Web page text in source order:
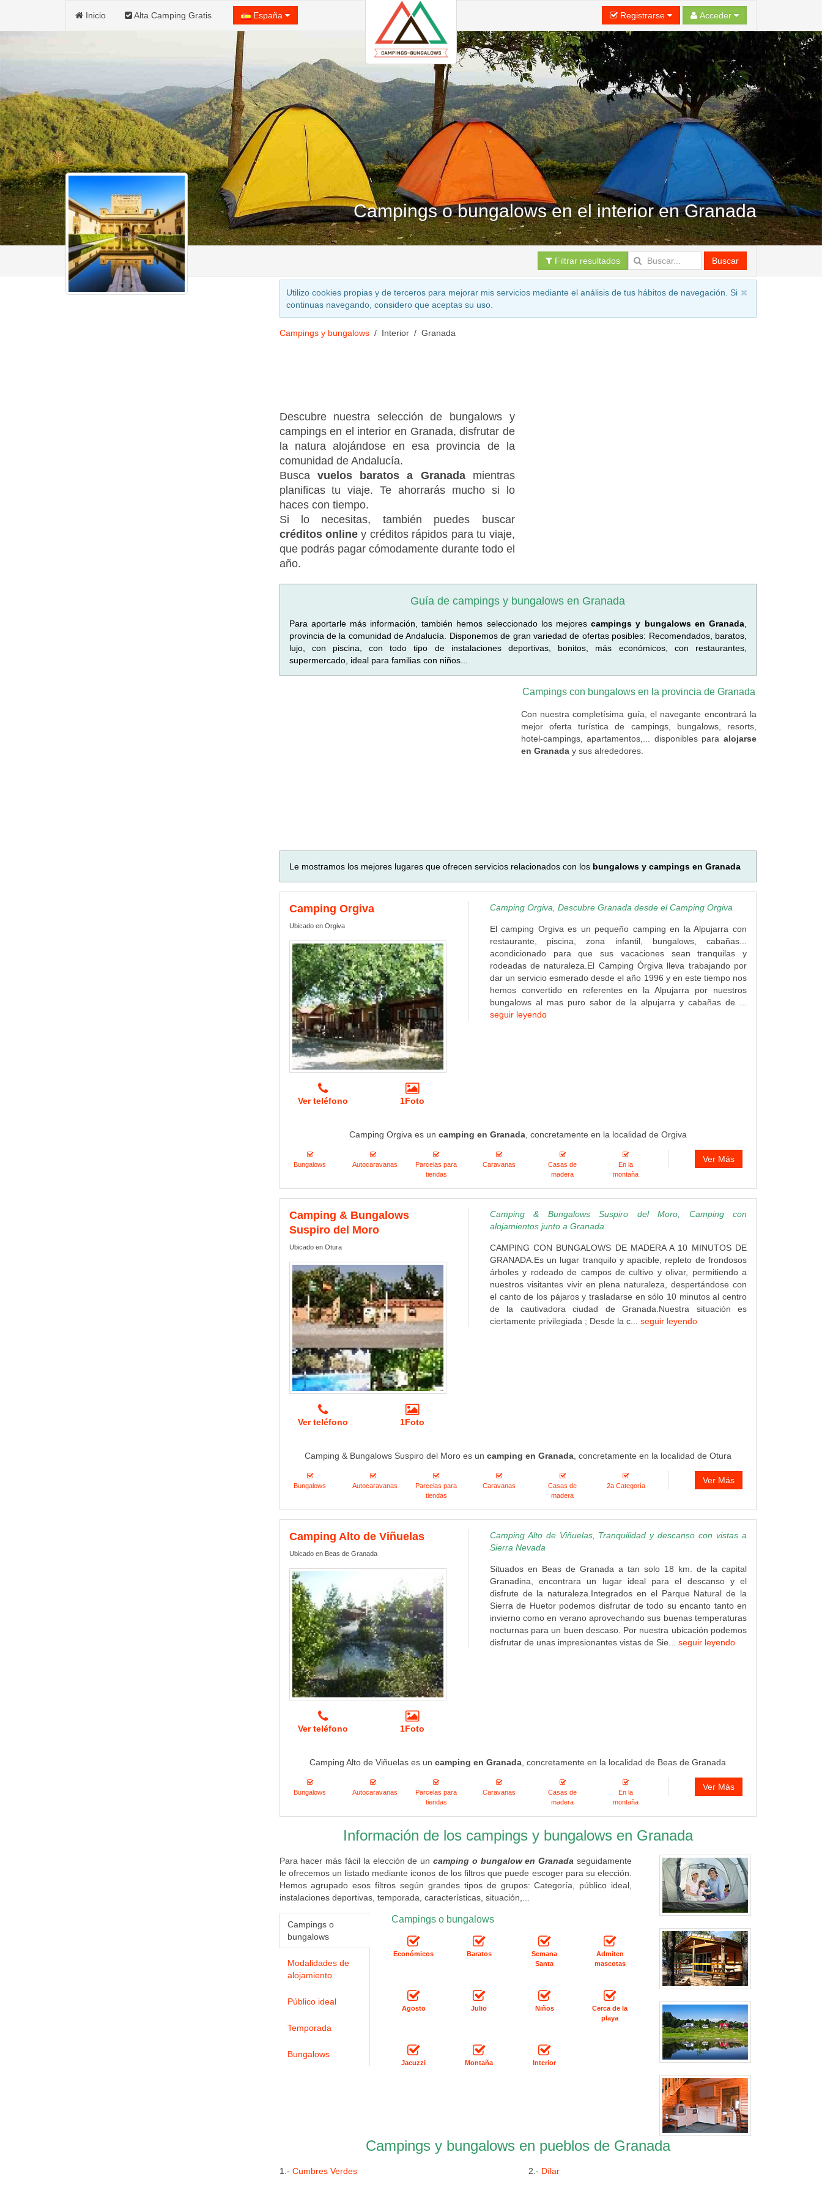
Inicio Alta Camping Gratis España Registrarse Acceder
Campings o bungalows en el interior en Granada
Filtrar resultados Buscar
Utilizo cookies propias y de terceros para mejorar mis servicios mediante el análisis de tus hábitos de navegación. Si
continuas navegando, considero que aceptas su uso.
Campings y bungalows Interior Granada
Descubre nuestra selección de bungalows y
campings en el interior en Granada, disfrutar de
la natura alojándose en esa provincia de la
comunidad de Andalucía.
Busca vuelos baratos a Granadamientras
planificas tu viaje. Te ahorrarás mucho si lo
haces con tiempo.
Si lo necesitas, también puedes buscar
créditos onliney créditos rápidos para tu viaje,
que podrás pagar cómodamente durante todo el
año.
Guía de campings y bungalows en Granada
Para aportarle más información, también hemos seleccionado los mejorescampings y bungalows en Granada
provincia de la comunidad de Andalucía. Disponemos de gran variedad de ofertas posibles: Recomendados, baratos,
lujo, con piscina, con todo tipo de instalaciones deportivas, bonitos, más económicos, con restaurantes,
supermercado, ideal para familias con niños...
Campings con bungalows en la provincia de Granada
Con nuestra completísima guía, el navegante encontrará la
mejor oferta turística de campings, bungalows, resorts,
hotel-campings, apartamentos,... disponibles para alojarse
en Granaday sus alrededores.
Le mostramos los mejores lugares que ofrecen servicios relacionados con los bungalows y campings en Granada
Camping Orgiva
Ubicado en Orgiva
Ver teléfono 1Foto
Camping Orgiva, Descubre Granada desde el Camping Orgiva
El camping Orgiva es un pequeño camping en la Alpujarra con
restaurante, piscina, zona infantil, bungalows, cabañas...
acondicionado para que sus vacaciones sean tranquilas y
rodeadas de naturaleza.El Camping Órgiva lleva trabajando por
dar un servicio esmerado desde el año 1996 y en este tiempo nos
hemos convertido en referentes en la Alpujarra por nuestros
bungalows al mas puro sabor de la alpujarra y cabañas de ...
seguir leyendo
Camping Orgiva es un camping en Granada, concretamente en la localidad de Orgiva
Bungalows Autocaravanas
Parcelas para
tiendas
Caravanas
Casas de
madera
En la
montaña
Ver Más
Camping & Bungalows
Suspiro del Moro
Ubicado en Otura
Ver teléfono 1Foto
Camping & Bungalows Suspiro del Moro, Camping con
alojamientos junto a Granada.
CAMPING CON BUNGALOWS DE MADERA A 10 MINUTOS DE
GRANADA.Es un lugar tranquilo y apacible, repleto de frondosos
árboles y rodeado de campos de cultivo y olivar, permitiendo a
nuestros visitantes vivir en plena naturaleza, despertándose con
el canto de los pájaros y trasladarse en sólo 10 minutos al centro
de la cautivadora ciudad de Granada.Nuestra situación es
ciertamente privilegiada ; Desde la c... seguir leyendo
Camping & Bungalows Suspiro del Moro es un camping en Granada, concretamente en la localidad de Otura
Bungalows Autocaravanas
Parcelas para
tiendas
Caravanas
Casas de
madera
2a Categoría
Ver Más
Camping Alto de Viñuelas
Ubicado en Beas de Granada
Ver teléfono 1Foto
Camping Alto de Viñuelas, Tranquilidad y descanso con vistas a
Sierra Nevada
Situados en Beas de Granada a tan solo 18 km. de la capital
Granadina, encontrara un lugar ideal para el descanso y el
disfrute de la naturaleza.Integrados en el Parque Natural de la
Sierra de Huetor podemos disfrutar de todo su encanto tanto en
invierno como en verano aprovechando sus buenas temperaturas
nocturnas para un buen descaso. Por nuestra ubicación podemos
disfrutar de unas impresionantes vistas de Sie... seguir leyendo
Camping Alto de Viñuelas es uncamping en Granada , concretamente en la localidad de Beas de Granada
Bungalows Autocaravanas
Parcelas para
tiendas
Caravanas
Casas de
madera
En la
montaña
Ver Más
Información de los campings y bungalows en Granada
Para hacer más fácil la elección de uncamping o bungalow en Granada seguidamente
le ofrecemos un listado mediante iconos de los filtros que puede escoger para su elección.
Hemos agrupado esos filtros según grandes tipos de grupos: Categoría, público ideal,
instalaciones deportivas, temporada, características, situación,...
Campings o
bungalows
Modalidades de
alojamiento
Público ideal
Temporada
Bungalows
Campings o bungalows
Económicos Baratos
Semana
Santa
Admiten
mascotas
Agosto Julio Niños
Cerca de la
playa
Jacuzzi Montaña Interior
Campings y bungalows en pueblos de Granada
1.- Cumbres Verdes 2.- Dílar